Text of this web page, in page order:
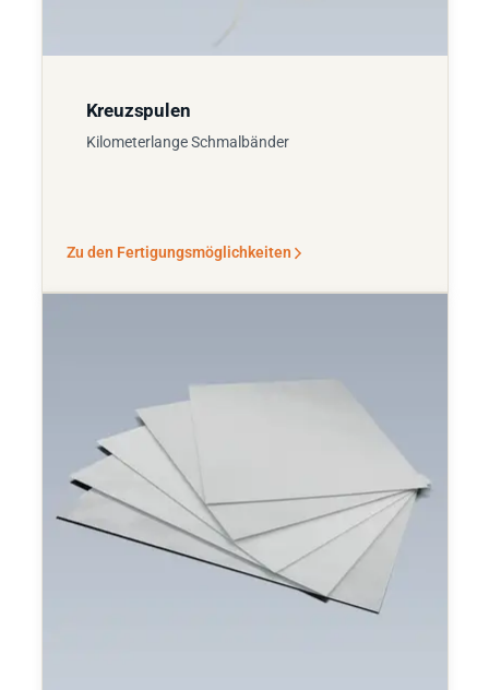
Kreuzspulen
Kilometerlange Schmalbänder
Zu den Fertigungsmöglichkeiten